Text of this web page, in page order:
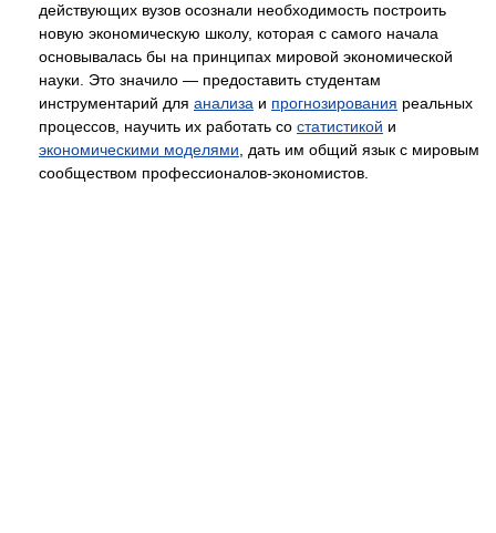
действующих вузов осознали необходимость построить
новую экономическую школу, которая с самого начала
основывалась бы на принципах мировой экономической
науки. Это значило — предоставить студентам
инструментарий для анализа и прогнозирования реальных
процессов, научить их работать со статистикой и
экономическими моделями, дать им общий язык с мировым
сообществом профессионалов-экономистов.